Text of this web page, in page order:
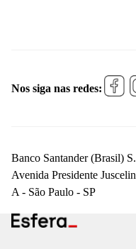
Nos siga nas redes:
Banco Santander (Brasil)
Avenida Presidente
A - São Paulo - SP